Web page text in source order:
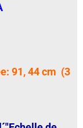
91, 44 cm (3